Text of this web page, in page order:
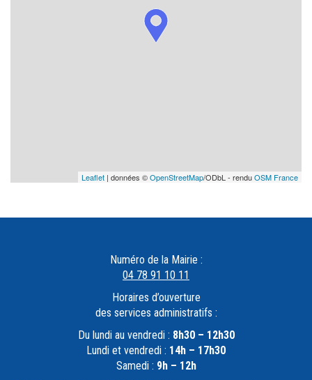
Leaflet | données ©OpenStreetMap/ODbL - renduOSM France
Numéro de la Mairie :
04 78 91 10 11
Horaires d’ouverture
des services administratifs :
Du lundi au vendredi : 8h30 – 12h30
Lundi et vendredi : 14h – 17h30
Samedi : 9h – 12h